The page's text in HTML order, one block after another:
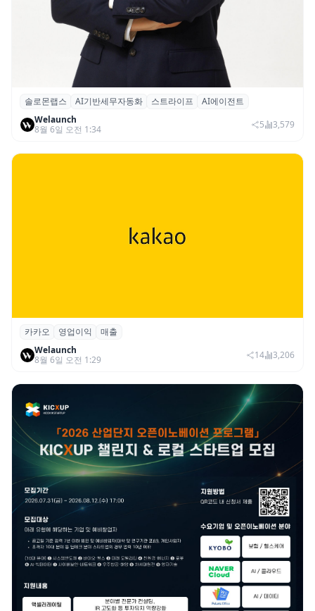
솔로몬랩스, 스트라이프 출신 이창헌 영입…
절세 전략 AI 에이전트 개발 본격화
솔로몬랩스 AI기반세무자동화 스트라이프
AI에이전트
Welaunch
8월 6일 오전 1:34
5 3,579
카카오, 2026년 2분기 매출 2조985억·영업
이익 2770억…역대 분기 최대
카카오 영업이익
매출
Welaunch
8월 6일 오전 1:29
14 3,206